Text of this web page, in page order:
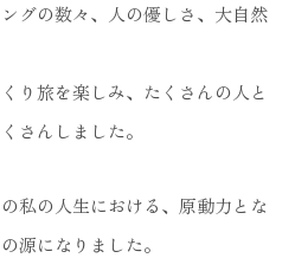
グの数々、人の優しさ、大自然
り旅を楽しみ、たくさんの人と
さんしました。
私の人生における、原動力とな
源になりました。